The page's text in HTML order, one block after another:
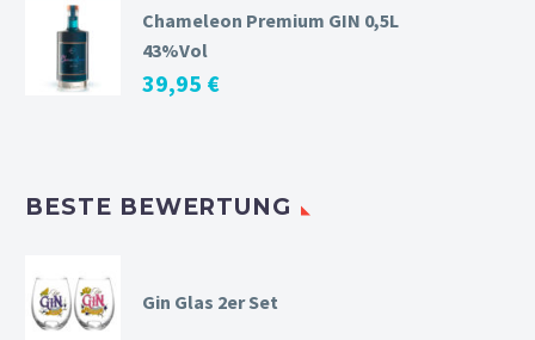
Chameleon Premium GIN 0,5L
43%Vol
39,95 €
BESTE BEWERTUNG
Gin Glas 2er Set